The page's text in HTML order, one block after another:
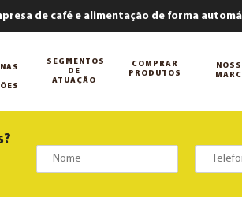
de café e alimentação de forma
SEGMENTOS
DE
ATUAÇÃO
COMPRAR
PRODUTOS